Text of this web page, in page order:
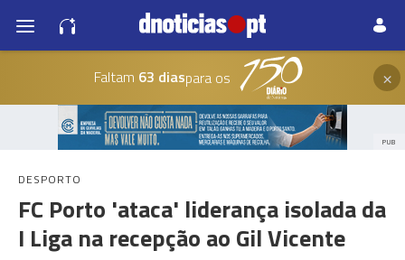
Faltam 63 diaspara os ×
PUB
DESPORTO
FC Porto 'ataca' liderança isolada da
I Liga na recepção ao Gil Vicente